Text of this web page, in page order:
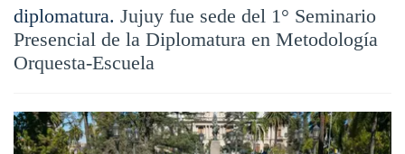
diplomatura. Jujuy fue sede del 1° Seminario
Presencial de la Diplomatura en Metodología
Orquesta-Escuela